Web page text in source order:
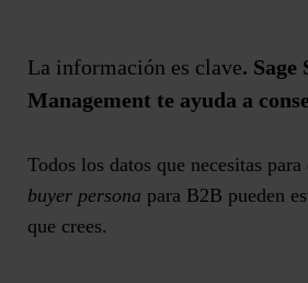
La información es clave. Sage
Management te ayuda a
Todos los datos que necesitas
buyer persona para B2B pueden
que crees.